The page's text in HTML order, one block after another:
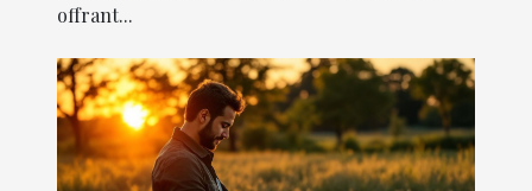
offrant...